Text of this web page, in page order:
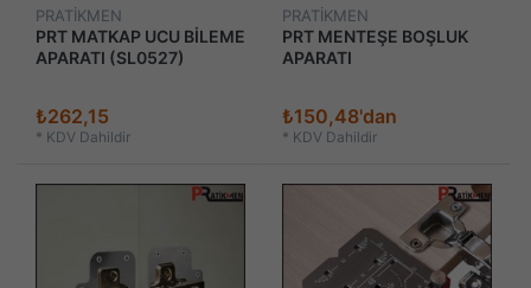
PRATİKMEN
PRT MATKAP UCU BİLEME
APARATI (SL0527)
₺262,15
* KDV Dahildir
PRATİKMEN
PRT MENTEŞE BOŞLUK
APARATI
₺150,48'dan
* KDV Dahildir